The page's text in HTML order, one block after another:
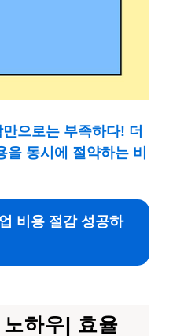
으로는 부족하다! 더
동시에 절약하는 비
비용 절감 성공하
하우| 효율